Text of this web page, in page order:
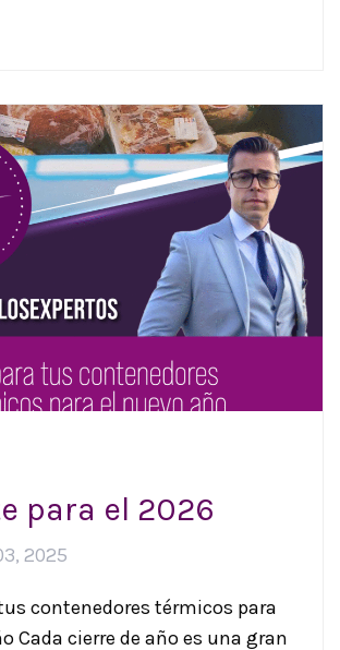
para el 2026
2025
contenedores térmicos para
Cada cierre de año es una gran